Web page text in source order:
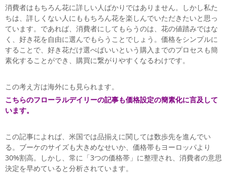
消費者はもちろん花に詳しい人ばかりではありません。しかし私た
ちは、詳しくない人にももちろん花を楽しんでいただきたいと思っ
ています。であれば、消費者にしてもらうのは、花の値踏みではな
く、好き花を自由に選んでもらうことでしょう。価格をシンプルに
することで、好き花だけ選べばいいという購入までのプロセスも簡
素化することができ、購買に繋がりやすくなるわけです。
この考え方は海外にも見られます。
こちらのフローラルデイリーの記事も価格設定の簡素化に言及して
います。
この記事によれば、米国では品揃えに関しては数歩先を進んでい
る。ブーケのサイズも大きめなせいか、価格帯もヨーロッパより
30%割高。しかし、常に「3つの価格帯」に整理され、消費者の意思
決定を早めていると分析されています。